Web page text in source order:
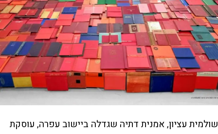
שולמית עציון, אמנית דתיה שגדלה ביישוב עפרה, עוסקת